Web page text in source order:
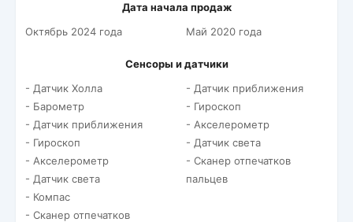
Дата начала продаж
Октябрь 2024 года
Май 2020 года
Сенсоры и датчики
- Датчик Холла
- Барометр
- Датчик приближения
- Гироскоп
- Акселерометр
- Датчик света
- Компас
- Сканер отпечатков
- Датчик приближения
- Гироскоп
- Акселерометр
- Датчик света
- Сканер отпечатков
пальцев